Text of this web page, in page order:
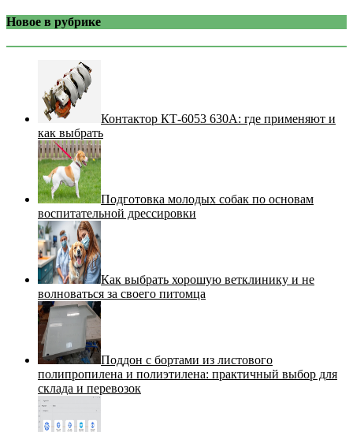
Новое в рубрике
Контактор КТ-6053 630А: где применяют и
как выбрать
Подготовка молодых собак по основам
воспитательной дрессировки
Как выбрать хорошую ветклинику и не
волноваться за своего питомца
Поддон с бортами из листового
полипропилена и полиэтилена: практичный выбор для
склада и перевозок